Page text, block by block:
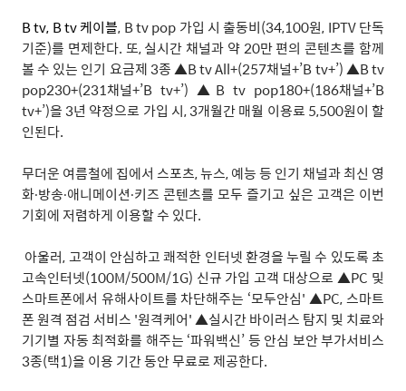
B tv, B tv케이블, B tv pop 가입 시 출동비(34,100원, IPTV단독
기준)를 면제한다. 또,실시간 채널과 약20만 편의 콘텐츠를 함께
볼 수 있는 인기 요금제3종▲B tv All+(257채널+’B tv+’)▲B tv
pop230+(231채널+’B tv+’) ▲ B tv pop180+(186채널+’B
tv+’)을3년 약정으로 가입 시, 3개월간 매월 이용료 5,500원이 할
인된다.
무더운 여름철에 집에서 스포츠,뉴스,예능 등 인기 채널과 최신 영
화∙방송∙애니메이션∙키즈 콘텐츠를 모두 즐기고 싶은 고객은 이번
기회에 저렴하게 이용할 수 있다.
아울러,고객이 안심하고 쾌적한 인터넷 환경을 누릴 수 있도록 초
고속인터넷(100M/500M/1G) 신규 가입 고객 대상으로 ▲PC 및
스마트폰에서 유해사이트를 차단해주는 ‘모두안심' ▲PC,스마트
폰 원격 점검 서비스 '원격케어' ▲실시간 바이러스 탐지 및 치료와
기기별 자동 최적화를 해주는 ‘파워백신’등 안심 보안 부가서비스
3종(택1)을 이용 기간 동안 무료로 제공한다.